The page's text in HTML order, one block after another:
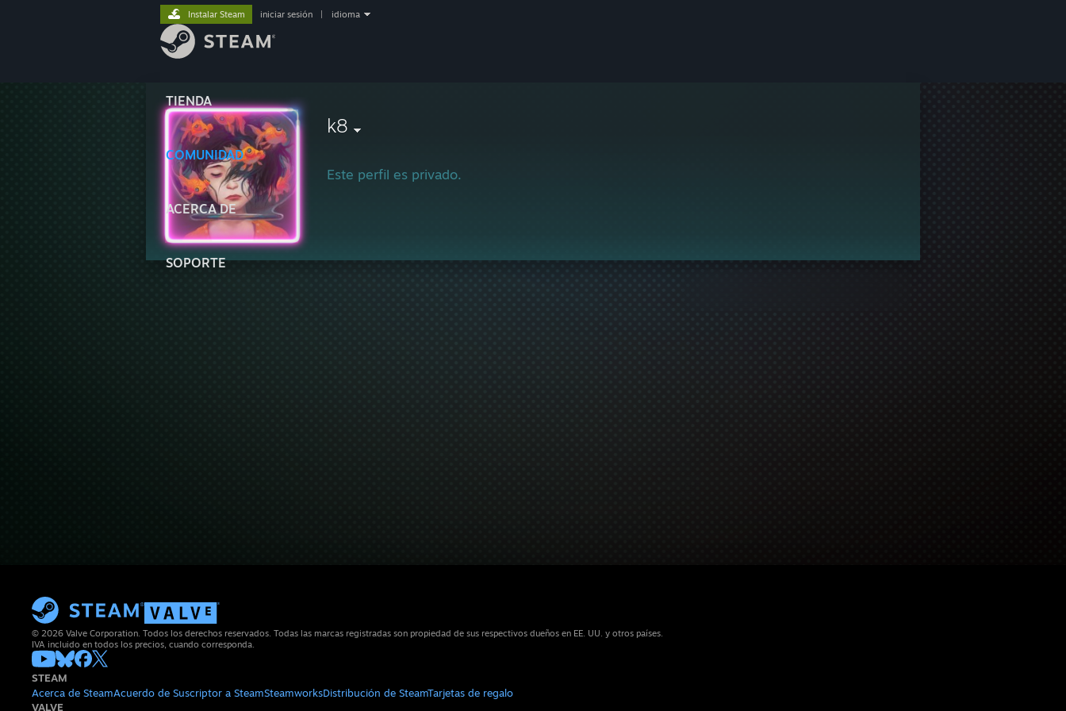
TIENDA
COMUNIDAD
ACERCA DE
SOPORTE
Instalar Steam iniciar sesión idioma
k8
Este perfil es privado.
© 2026 Valve Corporation. Todos los derechos reservados. Todas las marcas registradas son propiedad de sus respectivos dueños en EE. UU. y otros países.
IVA incluido en todos los precios, cuando corresponda.
STEAM
Acerca de SteamAcuerdo de Suscriptor a SteamSteamworksDistribución de SteamTarjetas de regalo
VALVE